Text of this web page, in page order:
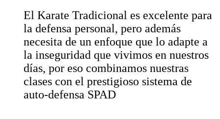
El Karate Tradicional es excelente para
la defensa personal, pero además
necesita de un enfoque que lo adapte a
la inseguridad que vivimos en nuestros
días, por eso combinamos nuestras
clases con el prestigioso sistema de
auto-defensa SPAD